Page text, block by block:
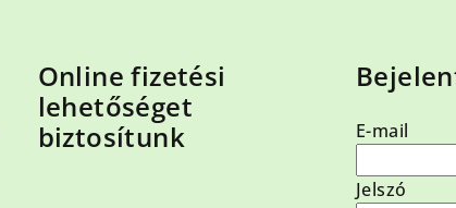
Online fizetési
lehetőséget
biztosítunk
E-mail
Jelszó